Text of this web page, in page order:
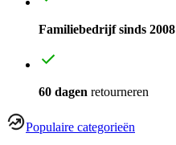
Familiebedrijf sinds 2008
60 dagen retourneren
Populaire categorieën